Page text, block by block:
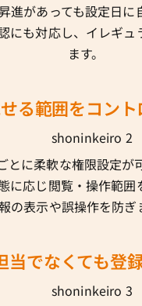
進があっても設定日に
にも対応し、イレギュ
ます。
る範囲をコン
とに柔軟な権限設定が
に応じ閲覧・操作範囲
の表示や誤操作を防ぎ
当でなくても登